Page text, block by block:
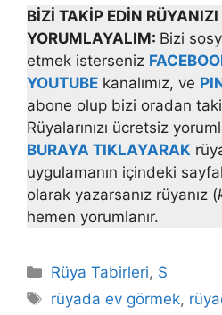
BİZİ TAKİP EDİN
YORUMLAYALIM: Bizi
etmek isterseniz
YOUTUBE kanalımız, ve
abone olup bizi oradan
Rüyalarınızı ücretsiz
BURAYA TIKLAYARAK
uygulamanın içindeki
olarak yazarsanız rüyanız (
hemen yorumlanır.
Kategoriler
Rüya Tabirleri, S
Etiketler
rüyada ev görmek,